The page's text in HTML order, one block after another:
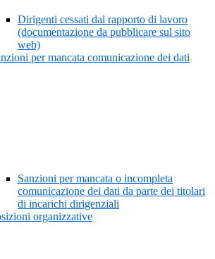
Dirigenti cessati dal rapporto di lavoro
(documentazione da pubblicare sul sito
web)
per mancata comunicazione dei dati
Sanzioni per mancata o incompleta
comunicazione dei dati da parte dei titolari
di incarichi dirigenziali
organizzative